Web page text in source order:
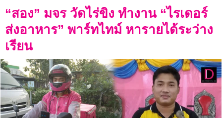
“สอง” มจร วัดไร่ขิง ทำงาน “ไรเดอร์
ส่งอาหาร” พาร์ทไทม์ หารายได้ระว่าง
เรียน